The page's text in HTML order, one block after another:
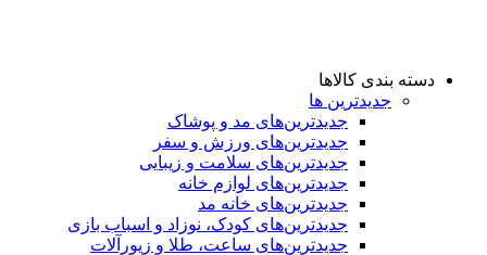
دسته بندی کالاها
جدیدترین ها
جدید‌ترین‌های مد و پوشاک
جدید‌ترین‌های ورزش و سفر
جدید‌ترین‌های سلامت و زیبایی
جدید‌ترین‌های لوازم خانه
جدیدترین‌های خانه مد
جدید‌ترین‌های کودک، نوزاد و اسباب بازی
جدید‌ترین‌های ساعت، طلا و زیورآلات